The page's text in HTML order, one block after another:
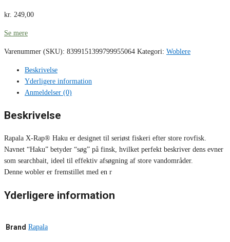
kr. 249,00
Se mere
Varenummer (SKU): 8399151399799955064 Kategori: Woblere
Beskrivelse
Yderligere information
Anmeldelser (0)
Beskrivelse
Rapala X-Rap® Haku er designet til seriøst fiskeri efter store rovfisk.
Navnet “Haku” betyder “søg” på finsk, hvilket perfekt beskriver dens evner
som searchbait, ideel til effektiv afsøgning af store vandområder.
Denne wobler er fremstillet med en r
Yderligere information
Brand Rapala